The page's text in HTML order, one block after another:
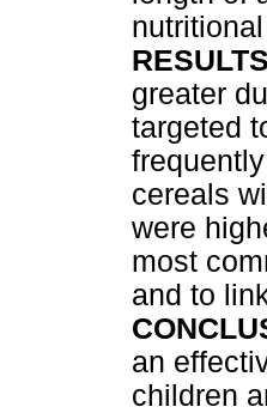
greater
targeted
cereals
were
most
and to
an
children